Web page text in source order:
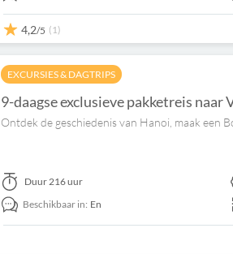
4,2/5 (1)
EXCURSIES & DAGTRIPS
9-daagse exclusieve pakketreis
Ontdek de geschiedenis van Hanoi, maak een
Duur216 uur
Beschikbaar in: En